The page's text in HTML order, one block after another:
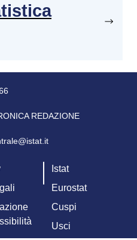
REDAZIONE
Istat
Eurostat
Cuspi
Usci